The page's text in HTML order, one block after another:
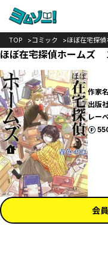
TOP コミック ほぼ在宅探
ほぼ在宅探偵ホームズ
作家
出版
レー
ポイント
会